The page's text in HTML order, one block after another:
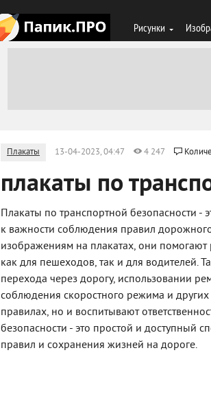
Рисунки
Плакаты 13-04-2023, 04:47 4 247
плакаты по
Плакаты по транспортной безопасности
к важности соблюдения правил
изображениям на плакатах, они помогают
как для пешеходов, так и для водителей.
перехода через дорогу, использовании
соблюдения скоростного режима и
правилах, но и воспитывают
безопасности - это простой и доступный
правил и сохранения жизней на дороге.